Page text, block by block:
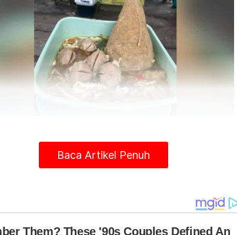
saya anggap itu sebagai cabaran
berniaga selain pernah ditipu bayaran kod
membuat pembayaran," katanya kepada
Baca Artikel Penuh